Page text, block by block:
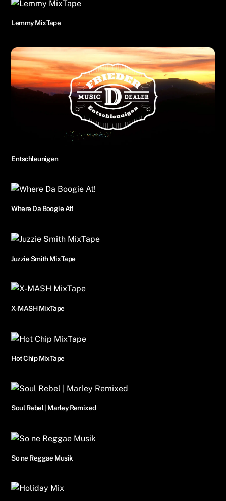
Lemmy MixTape
Entschleunigen
Where Da Boogie At!
Juzzie Smith MixTape
X-MASH MixTape
Hot Chip MixTape
Soul Rebel | Marley Remixed
So ne Reggae Musik